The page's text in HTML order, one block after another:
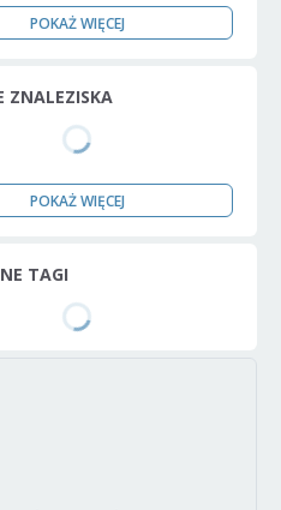
POKAŻ WIĘCEJ
ZNALEZISKA
POKAŻ WIĘCEJ
TAGI